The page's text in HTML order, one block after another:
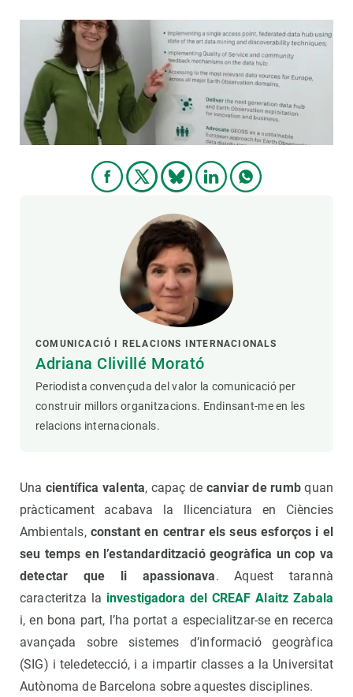
COMUNICACIÓ I RELACIONS INTERNACIONALS
Adriana Clivillé Morató
Periodista convençuda del valor la comunicació per
construir millors organitzacions. Endinsant-me en les
relacions internacionals.
Una científica valenta, capaç de canviar de rumbquan
pràcticament acabava la llicenciatura en Ciències
Ambientals, constant en centrar els seus esforços i el
seu temps en l’estandardització geogràfica un cop va
detectar que li apassionava. Aquest tarannà
caracteritza la investigadora del CREAF Alaitz Zabala
i, en bona part, l’ha portat a especialitzar-se en recerca
avançada sobre sistemes d’informació geogràfica
(SIG) i teledetecció, i a impartir classes a la Universitat
Autònoma de Barcelona sobre aquestes disciplines.